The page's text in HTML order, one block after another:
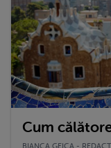
Cum
BIANCA GEICA -